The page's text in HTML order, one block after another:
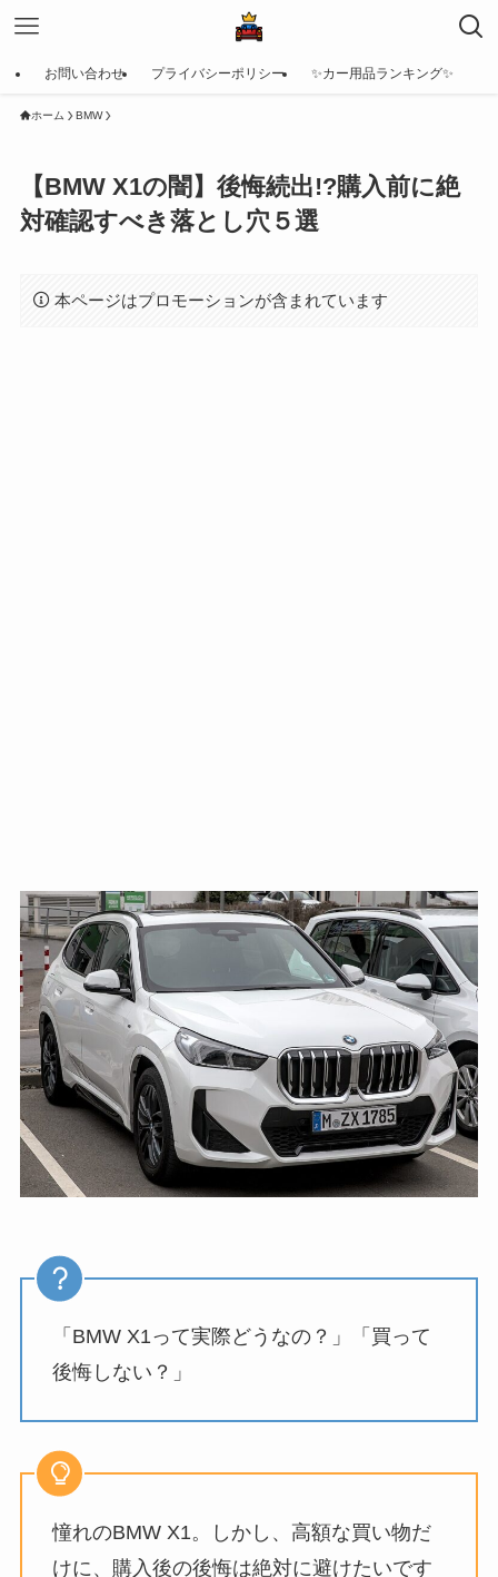
お問い合わせ プライバシーポリシー ✨カー用品ランキング✨
ホーム BMW
【BMW X1の闇】後悔続出!?購入前に絶
対確認すべき落とし穴５選
本ページはプロモーションが含まれています
「BMW X1って実際どうなの？」「買って
後悔しない？」
憧れのBMW X1。しかし、高額な買い物だ
けに、購入後の後悔は絶対に避けたいです